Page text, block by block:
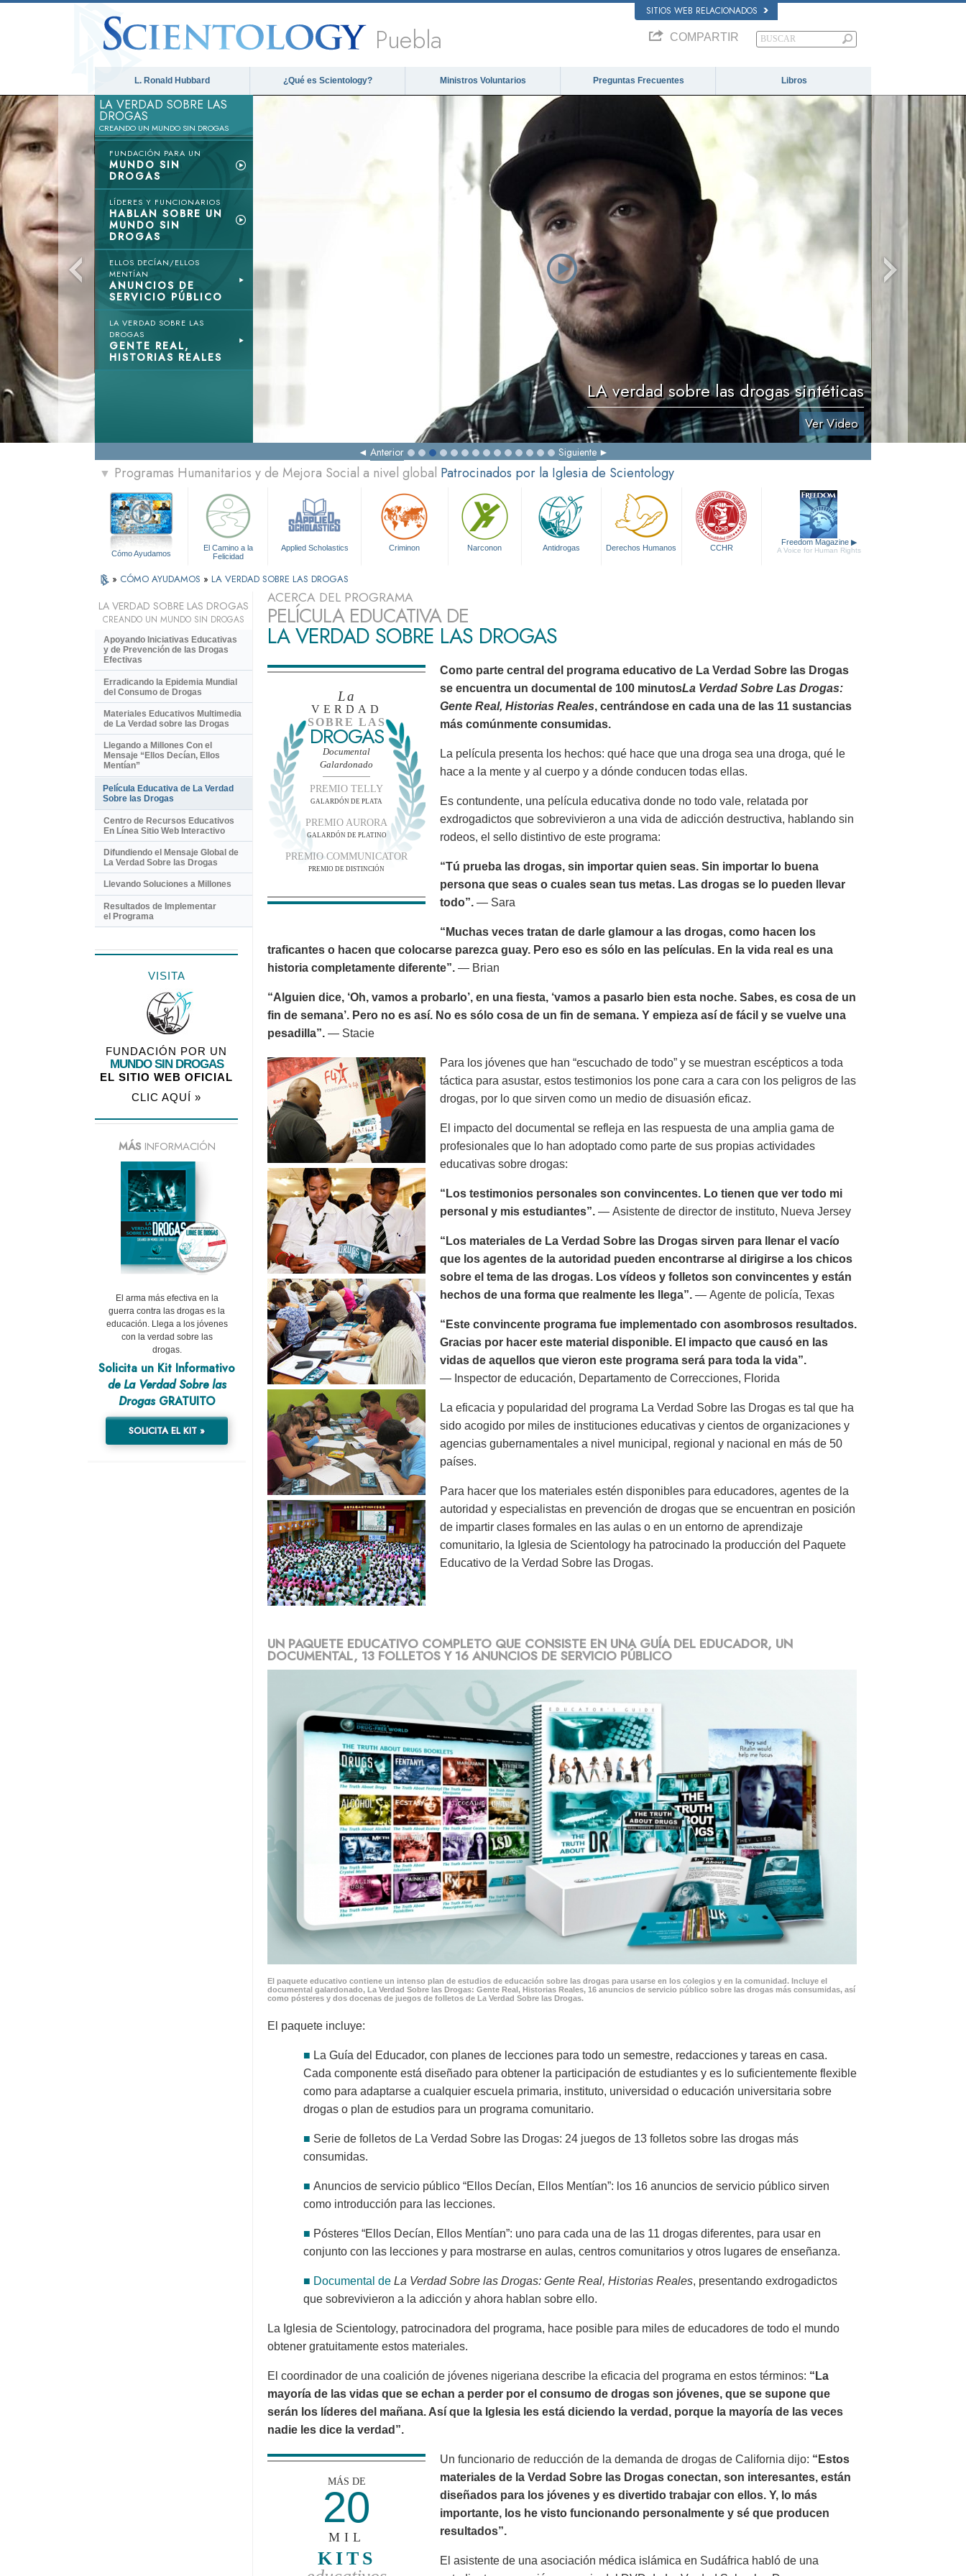
SITIOS WEB RELACIONADOS
Puebla COMPARTIR
L. Ronald Hubbard ¿Qué es Scientology? Ministros Voluntarios Preguntas Frecuentes Libros
LA VERDAD SOBRE LAS
DROGAS
CREANDO UN MUNDO SIN DROGAS
FUNDACIÓN PARA UN
MUNDO SIN
DROGAS
LÍDERES Y FUNCIONARIOS
HABLAN SOBRE UN
MUNDO SIN
DROGAS
ELLOS DECÍAN/ELLOS
MENTÍAN
ANUNCIOS DE
SERVICIO PÚBLICO
LA VERDAD SOBRE LAS
DROGAS
GENTE REAL,
HISTORIAS REALES
LA verdad sobre las drogas sintéticas
Ver Video
Anterior Siguiente
▼ Programas Humanitarios y de Mejora Social a nivel global Patrocinados por la Iglesia de Scientology
Cómo Ayudamos
El Camino a la
Felicidad
Applied Scholastics Criminon Narconon Antidrogas Derechos Humanos CCHR
Freedom Magazine ▶
A Voice for Human Rights
» CÓMO AYUDAMOS » LA VERDAD SOBRE LAS DROGAS
ACERCA DEL PROGRAMA
PELÍCULA EDUCATIVA DE
LA VERDAD SOBRE LAS DROGAS
La
VERDAD
SOBRE LAS
DROGAS
Documental
Galardonado
PREMIO TELLY
GALARDÓN DE PLATA
PREMIO AURORA
GALARDÓN DE PLATINO
PREMIO COMMUNICATOR
PREMIO DE DISTINCIÓN
Como parte central del programa educativo de La Verdad Sobre las Drogas
se encuentra un documental de 100 minutosLa Verdad Sobre Las Drogas:
Gente Real, Historias Reales, centrándose en cada una de las 11 sustancias
más comúnmente consumidas.
La película presenta los hechos: qué hace que una droga sea una droga, qué le
hace a la mente y al cuerpo y a dónde conducen todas ellas.
Es contundente, una película educativa donde no todo vale, relatada por
exdrogadictos que sobrevivieron a una vida de adicción destructiva, hablando sin
rodeos, el sello distintivo de este programa:
“Tú prueba las drogas, sin importar quien seas. Sin importar lo buena
persona que seas o cuales sean tus metas. Las drogas se lo pueden llevar
todo”. — Sara
“Muchas veces tratan de darle glamour a las drogas, como hacen los
traficantes o hacen que colocarse parezca guay. Pero eso es sólo en las películas. En la vida real es una
historia completamente diferente”. — Brian
“Alguien dice, ‘Oh, vamos a probarlo’, en una fiesta, ‘vamos a pasarlo bien esta noche. Sabes, es cosa de un
fin de semana’. Pero no es así. No es sólo cosa de un fin de semana. Y empieza así de fácil y se vuelve una
pesadilla”. — Stacie
Para los jóvenes que han “escuchado de todo” y se muestran escépticos a toda
táctica para asustar, estos testimonios los pone cara a cara con los peligros de las
drogas, por lo que sirven como un medio de disuasión eficaz.
El impacto del documental se refleja en las respuesta de una amplia gama de
profesionales que lo han adoptado como parte de sus propias actividades
educativas sobre drogas:
“Los testimonios personales son convincentes. Lo tienen que ver todo mi
personal y mis estudiantes”. — Asistente de director de instituto, Nueva Jersey
“Los materiales de La Verdad Sobre las Drogas sirven para llenar el vacío
que los agentes de la autoridad pueden encontrarse al dirigirse a los chicos
sobre el tema de las drogas. Los vídeos y folletos son convincentes y están
hechos de una forma que realmente les llega”. — Agente de policía, Texas
“Este convincente programa fue implementado con asombrosos resultados.
Gracias por hacer este material disponible. El impacto que causó en las
vidas de aquellos que vieron este programa será para toda la vida”.
— Inspector de educación, Departamento de Correcciones, Florida
La eficacia y popularidad del programa La Verdad Sobre las Drogas es tal que ha
sido acogido por miles de instituciones educativas y cientos de organizaciones y
agencias gubernamentales a nivel municipal, regional y nacional en más de 50
países.
Para hacer que los materiales estén disponibles para educadores, agentes de la
autoridad y especialistas en prevención de drogas que se encuentran en posición
de impartir clases formales en las aulas o en un entorno de aprendizaje
comunitario, la Iglesia de Scientology ha patrocinado la producción del Paquete
Educativo de la Verdad Sobre las Drogas.
UN PAQUETE EDUCATIVO COMPLETO QUE CONSISTE EN UNA GUÍA DEL EDUCADOR, UN
DOCUMENTAL, 13 FOLLETOS Y 16 ANUNCIOS DE SERVICIO PÚBLICO
El paquete educativo contiene un intenso plan de estudios de educación sobre las drogas para usarse en los colegios y en la comunidad. Incluye el
documental galardonado, La Verdad Sobre las Drogas: Gente Real, Historias Reales, 16 anuncios de servicio público sobre las drogas más consumidas, así
como pósteres y dos docenas de juegos de folletos de La Verdad Sobre las Drogas.
El paquete incluye:
■ La Guía del Educador, con planes de lecciones para todo un semestre, redacciones y tareas en casa.
Cada componente está diseñado para obtener la participación de estudiantes y es lo suficientemente flexible
como para adaptarse a cualquier escuela primaria, instituto, universidad o educación universitaria sobre
drogas o plan de estudios para un programa comunitario.
■ Serie de folletos de La Verdad Sobre las Drogas: 24 juegos de 13 folletos sobre las drogas más
consumidas.
■ Anuncios de servicio público “Ellos Decían, Ellos Mentían”: los 16 anuncios de servicio público sirven
como introducción para las lecciones.
■ Pósteres “Ellos Decían, Ellos Mentían”: uno para cada una de las 11 drogas diferentes, para usar en
conjunto con las lecciones y para mostrarse en aulas, centros comunitarios y otros lugares de enseñanza.
■ Documental de La Verdad Sobre las Drogas: Gente Real, Historias Reales, presentando exdrogadictos
que sobrevivieron a la adicción y ahora hablan sobre ello.
La Iglesia de Scientology, patrocinadora del programa, hace posible para miles de educadores de todo el mundo
obtener gratuitamente estos materiales.
El coordinador de una coalición de jóvenes nigeriana describe la eficacia del programa en estos términos: “La
mayoría de las vidas que se echan a perder por el consumo de drogas son jóvenes, que se supone que
serán los líderes del mañana. Así que la Iglesia les está diciendo la verdad, porque la mayoría de las veces
nadie les dice la verdad”.
MÁS DE
20
MIL
KITS
Un funcionario de reducción de la demanda de drogas de California dijo: “Estos
materiales de la Verdad Sobre las Drogas conectan, son interesantes, están
diseñados para los jóvenes y es divertido trabajar con ellos. Y, lo más
importante, los he visto funcionando personalmente y sé que producen
resultados”.
El asistente de una asociación médica islámica en Sudáfrica habló de una
LA VERDAD SOBRE LAS DROGAS
CREANDO UN MUNDO SIN DROGAS
Apoyando Iniciativas Educativas
y de Prevención de las Drogas
Efectivas
Erradicando la Epidemia Mundial
del Consumo de Drogas
Materiales Educativos Multimedia
de La Verdad sobre las Drogas
Llegando a Millones Con el
Mensaje “Ellos Decían, Ellos
Mentían”
Película Educativa de La Verdad
Sobre las Drogas
Centro de Recursos Educativos
En Línea Sitio Web Interactivo
Difundiendo el Mensaje Global de
La Verdad Sobre las Drogas
Llevando Soluciones a Millones
Resultados de Implementar
el Programa
VISITA
FUNDACIÓN POR UN
MUNDO SIN DROGAS
EL SITIO WEB OFICIAL
CLIC AQUÍ »
MÁSINFORMACIÓN
El arma más efectiva en la
guerra contra las drogas es la
educación. Llega a los jóvenes
con la verdad sobre las
drogas.
Solicita un Kit Informativo
de La Verdad Sobre las
DrogasGRATUITO
SOLICITA EL KIT »